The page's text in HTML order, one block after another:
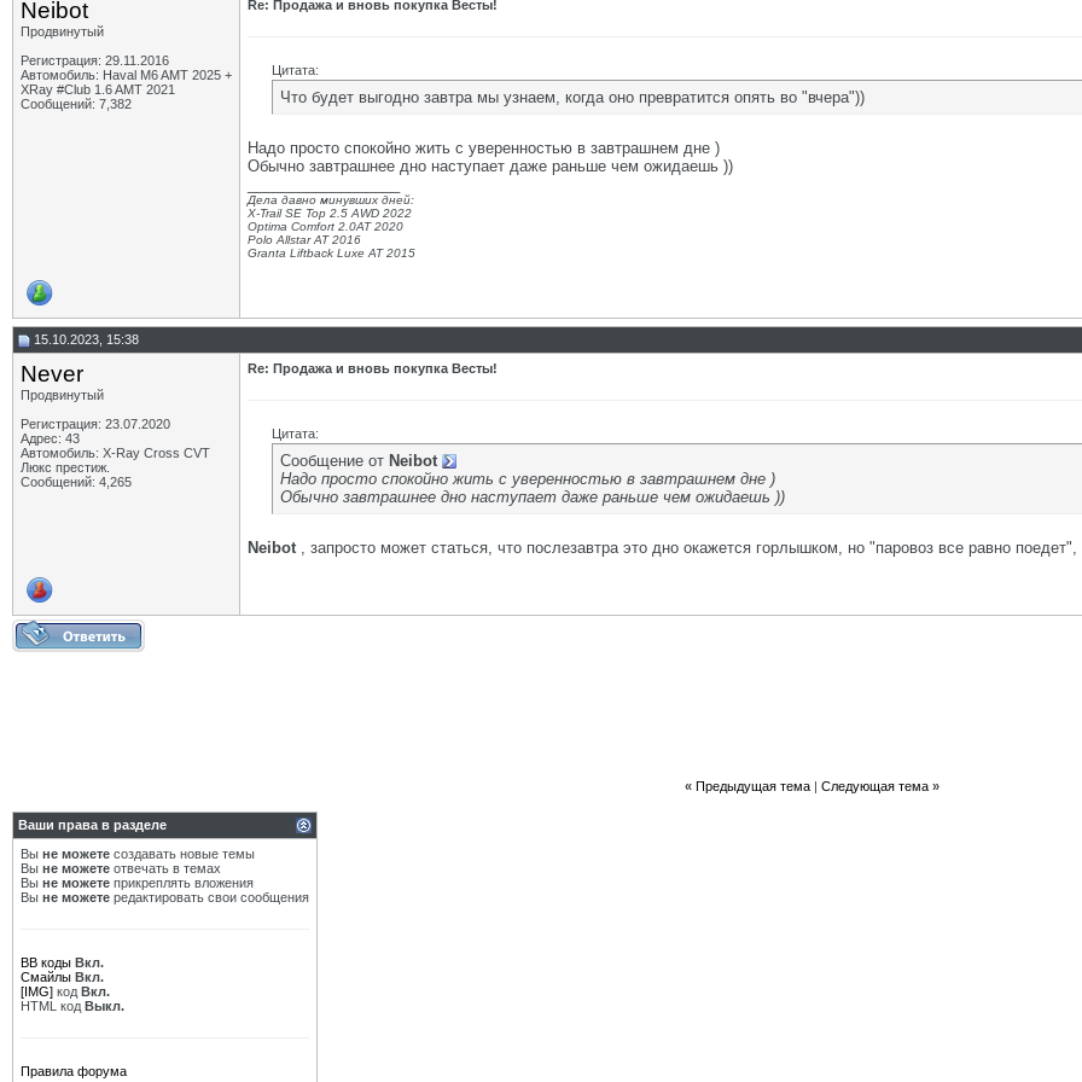
Neibot
Продвинутый
Регистрация: 29.11.2016
Автомобиль: Haval M6 AMT 2025 +
XRay #Club 1.6 AMT 2021
Сообщений: 7,382
Re: Продажа и вновь покупка Весты!
Цитата:
Что будет выгодно завтра мы узнаем, когда оно превратится опять во "вчера"))
Надо просто спокойно жить с уверенностью в завтрашнем дне )
Обычно завтрашнее дно наступает даже раньше чем ожидаешь ))
Дела давно минувших дней:
X-Trail SE Top 2.5 AWD 2022
Optima Comfort 2.0AT 2020
Polo Allstar AT 2016
Granta Liftback Luxe AT 2015
15.10.2023, 15:38
Never
Продвинутый
Регистрация: 23.07.2020
Адрес: 43
Автомобиль: X-Ray Cross CVT
Люкс престиж.
Сообщений: 4,265
Re: Продажа и вновь покупка Весты!
Цитата:
Сообщение от Neibot
Надо просто спокойно жить с уверенностью в завтрашнем дне )
Обычно завтрашнее дно наступает даже раньше чем ожидаешь ))
Neibot , запросто может статься, что послезавтра это дно окажется горлышком, но "паровоз все равно поедет",
« Предыдущая тема| Следующая тема »
Ваши права в разделе
Вы не можете создавать новые темы
Вы не можете отвечать в темах
Вы не можете прикреплять вложения
Вы не можете редактировать свои сообщения
BB коды Вкл.
Смайлы Вкл.
[IMG] код Вкл.
HTML код Выкл.
Правила форума